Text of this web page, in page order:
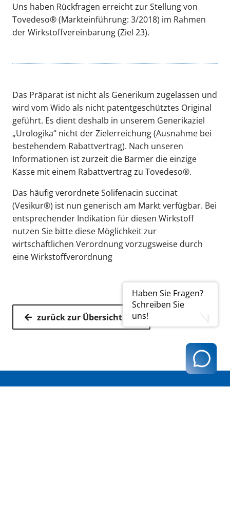
Haben Sie Fragen?
Schreiben Sie
uns!
Uns haben Rückfragen erreicht zur Stellung von
Tovedeso® (Markteinführung: 3/2018) im Rahmen
der Wirkstoffvereinbarung (Ziel 23).
Das Präparat ist nicht als Generikum zugelassen und
wird vom Wido als nicht patentgeschütztes Original
geführt. Es dient deshalb in unserem Generikaziel
„Urologika“ nicht der Zielerreichung (Ausnahme bei
bestehendem Rabattvertrag). Nach unseren
Informationen ist zurzeit die Barmer die einzige
Kasse mit einem Rabattvertrag zu Tovedeso®.
Das häufig verordnete Solifenacin succinat
(Vesikur®) ist nun generisch am Markt verfügbar. Bei
entsprechender Indikation für diesen Wirkstoff
nutzen Sie bitte diese Möglichkeit zur
wirtschaftlichen Verordnung vorzugsweise durch
eine Wirkstoffverordnung
zurück zur Übersicht